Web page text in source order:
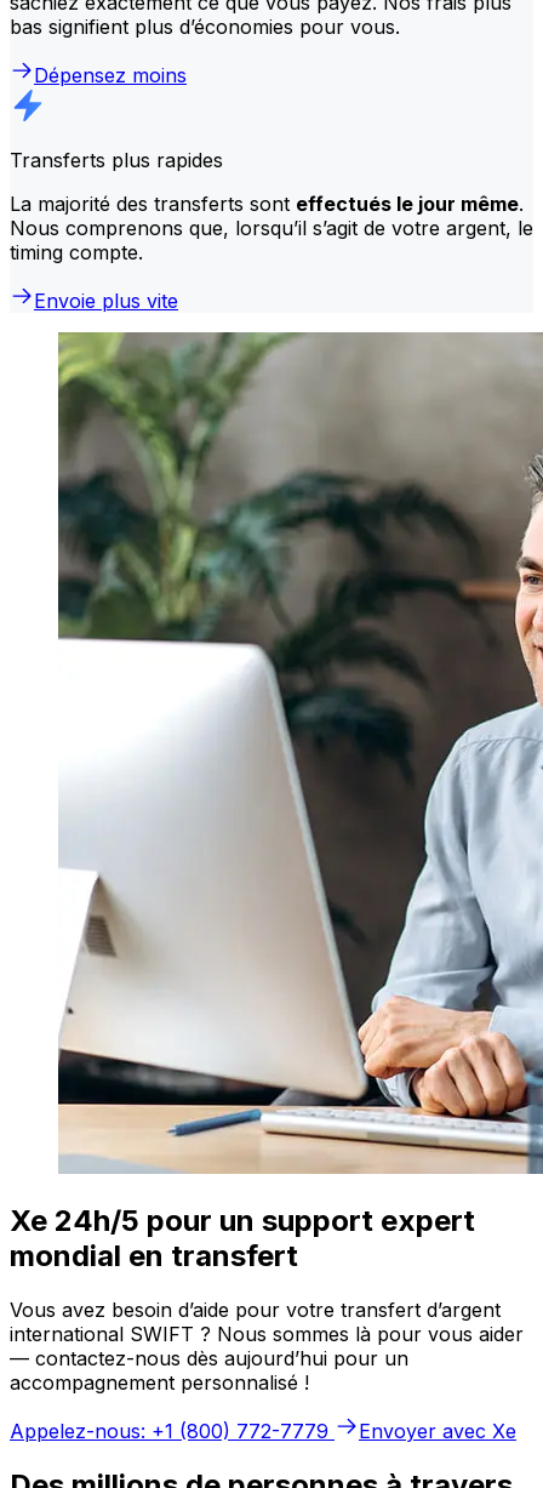
bas signifient plus d’économies pour vous.
Dépensez moins
Transferts plus rapides
La majorité des transferts sont effectués le jour même.
Nous comprenons que, lorsqu’il s’agit de votre argent, le
timing compte.
Envoie plus vite
Xe 24h/5 pour un support expert
mondial en transfert
Vous avez besoin d’aide pour votre transfert d’argent
international SWIFT ? Nous sommes là pour vous aider
— contactez-nous dès aujourd’hui pour un
accompagnement personnalisé !
Appelez-nous: +1 (800) 772-7779
Envoyer avec Xe